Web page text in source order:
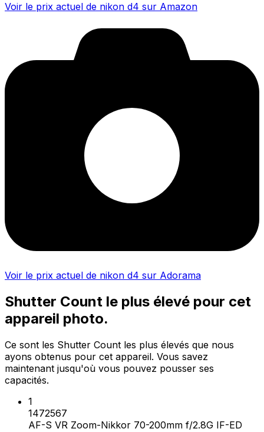
Voir le prix actuel de nikon d4 sur Amazon
Voir le prix actuel de nikon d4 sur Adorama
Shutter Count le plus élevé pour cet
appareil photo.
Ce sont les Shutter Count les plus élevés que nous
ayons obtenus pour cet appareil. Vous savez
maintenant jusqu'où vous pouvez pousser ses
capacités.
1
1472567
AF-S VR Zoom-Nikkor 70-200mm f/2.8G IF-ED